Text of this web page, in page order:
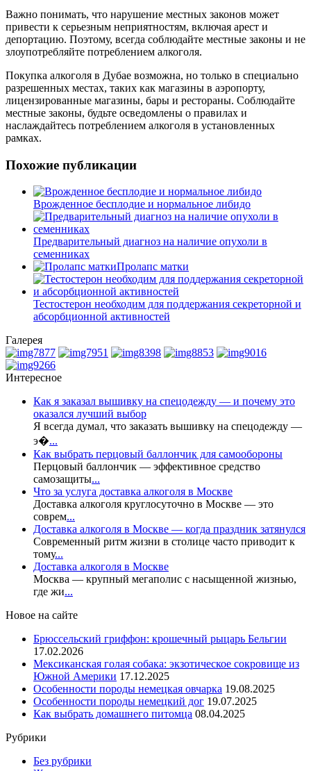
Важно понимать, что нарушение местных законов может
привести к серьезным неприятностям, включая арест и
депортацию. Поэтому, всегда соблюдайте местные законы и не
злоупотребляйте потреблением алкоголя.
Покупка алкоголя в Дубае возможна, но только в специально
разрешенных местах, таких как магазины в аэропорту,
лицензированные магазины, бары и рестораны. Соблюдайте
местные законы, будьте осведомлены о правилах и
наслаждайтесь потреблением алкоголя в установленных
рамках.
Похожие публикации
Врожденное бесплодие и нормальное либидо
Предварительный диагноз на наличие опухоли в
семенниках
Пролапс матки
Тестостерон необходим для поддержания секреторной и
абсорбционной активностей
Галерея
Интересное
Как я заказал вышивку на спецодежду — и почему это
оказался лучший выбор
Я всегда думал, что заказать вышивку на спецодежду —
э�...
Как выбрать перцовый баллончик для самообороны
Перцовый баллончик — эффективное средство
самозащиты...
Что за услуга доставка алкоголя в Москве
Доставка алкоголя круглосуточно в Москве — это
соврем...
Доставка алкоголя в Москве — когда праздник затянулся
Современный ритм жизни в столице часто приводит к
тому...
Доставка алкоголя в Москве
Москва — крупный мегаполис с насыщенной жизнью,
где жи...
Новое на сайте
Брюссельский гриффон: крошечный рыцарь Бельгии
17.02.2026
Мексиканская голая собака: экзотическое сокровище из
Южной Америки 17.12.2025
Особенности породы немецкая овчарка 19.08.2025
Особенности породы немецкий дог 19.07.2025
Как выбрать домашнего питомца 08.04.2025
Рубрики
Без рубрики